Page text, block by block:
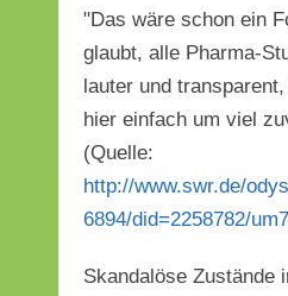
"Das wäre schon ein
glaubt, alle Pharma-
lauter und
hier einfach um viel
(Quelle:
http://www.swr.de/
6894/did=2258782/
Skandalöse Zustände